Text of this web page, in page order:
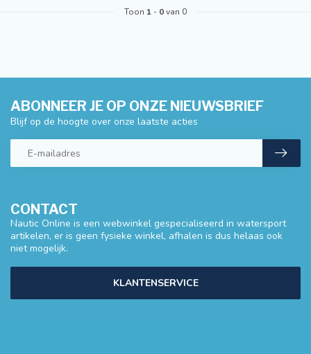
Toon 1 - 0van 0
CONTACT
Nautic Online is een webwinkel gespecialiseerd in watersport
artikelen, er is geen fysieke winkel, afhalen is dus helaas ook
niet mogelijk.
KLANTENSERVICE
ABONNEER JE OP ONZE NIEUWSBRIEF
Blijf op de hoogte over onze laatste acties